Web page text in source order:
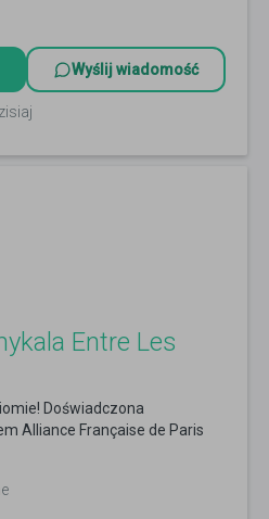
Wyślij wiadomość
Entre Les
Doświadczona
Alliance Française de Paris